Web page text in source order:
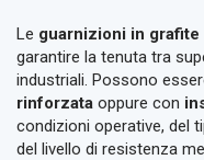
Le guarnizioni in grafite
garantire la tenuta tra
industriali. Possono
rinforzata oppure con
condizioni operative, del
del livello di resistenza